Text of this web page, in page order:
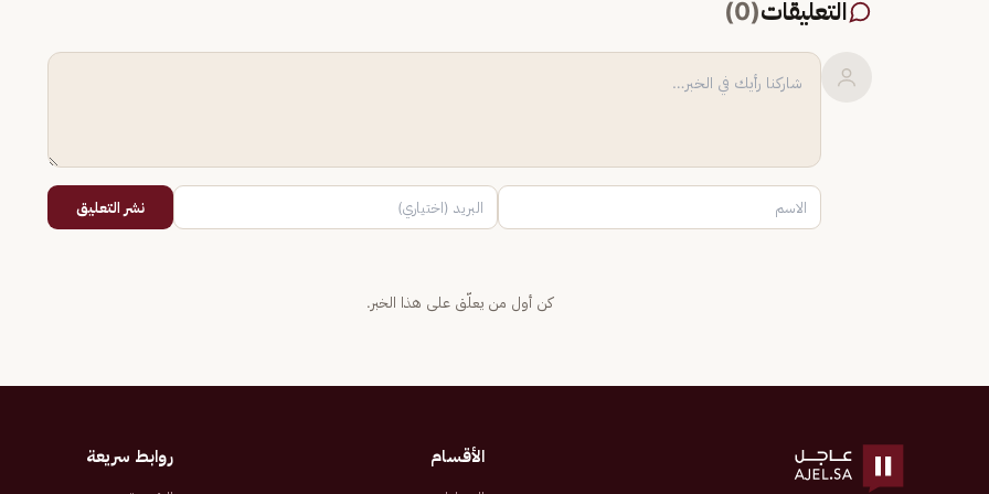
التعليقات(
0
)
نشر التعليق
كن أول من يعلّق على هذا الخبر.
الأقسام روابط سريعة